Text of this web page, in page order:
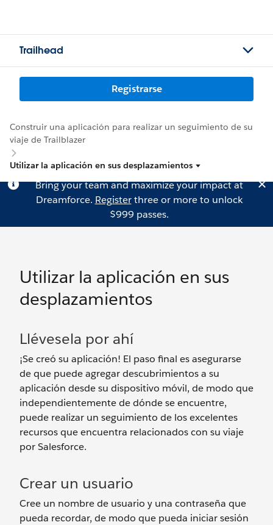
Trailhead
Registrarse
Construir una aplicación para realizar un seguimiento de su
viaje de Trailblazer
Utilizar la aplicación en sus desplazamientos
Bring your team and maximize your impact at
Dreamforce. Registerthree or more to unlock
$999 passes.
Utilizar la aplicación en sus
desplazamientos
Llévesela por ahí
¡Se creó su aplicación! El paso final es asegurarse
de que puede agregar descubrimientos a su
aplicación desde su dispositivo móvil, de modo que
independientemente de dónde se encuentre,
puede realizar un seguimiento de los excelentes
recursos que encuentra relacionados con su viaje
por Salesforce.
Crear un usuario
Cree un nombre de usuario y una contraseña que
pueda recordar, de modo que pueda iniciar sesión